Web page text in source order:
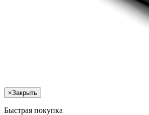
×Закрыть
Быстрая покупка